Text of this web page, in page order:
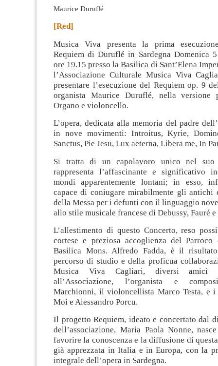
Maurice Duruflé
[Red]
Musica Viva presenta la prima
Requiem di Duruflé in Sardegna Domenica
ore 19.15 presso la Basilica di Sant’Elena
l’Associazione Culturale Musica Viva
presentare l’esecuzione del Requiem op. 9
organista Maurice Duruflé, nella versione
Organo e violoncello.
L’opera, dedicata alla memoria del padre
in nove movimenti: Introitus, Kyrie,
Sanctus, Pie Jesu, Lux aeterna, Libera me, In
Si tratta di un capolavoro unico nel suo
rappresenta l’affascinante e significativo
mondi apparentemente lontani; in esso,
capace di coniugare mirabilmente gli antichi
della Messa per i defunti con il linguaggio
allo stile musicale francese di Debussy, Fauré e
L’allestimento di questo Concerto, reso
cortese e preziosa accoglienza del Parroco
Basilica Mons. Alfredo Fadda, è il
percorso di studio e della proficua
Musica Viva Cagliari, diversi amici
all’Associazione, l’organista e
Marchionni, il violoncellista Marco Testa, e i
Moi e Alessandro Porcu.
Il progetto Requiem, ideato e concertato dal
dell’associazione, Maria Paola Nonne,
favorire la conoscenza e la diffusione di
già apprezzata in Italia e in Europa, con la
integrale dell’opera in Sardegna.